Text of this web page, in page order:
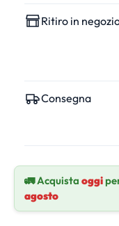
Ritiro in
Consegna
🚛 Acquista oggi
agosto